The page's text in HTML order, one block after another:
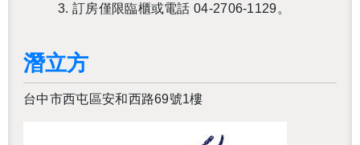
3. 訂房僅限臨櫃或電話 04-2706-1129。
潛立方
台中市西屯區安和西路69號1樓